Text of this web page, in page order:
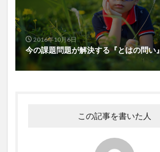
2016年10月6日
今の課題問題が解決する『とはの問い』
この記事を書いた人